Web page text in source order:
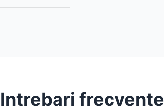
Intrebari frecvente